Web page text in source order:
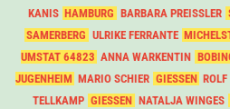
KANIS HAMBURG BARBARA PREISSLER
SAMERBERG ULRIKE FERRANTE
MSTAT 64823
ANNA WARKENTIN
JUGENHEIM MARIO SCHIER GIESSEN
TELLKAMP GIESSEN NATALJA WINGES